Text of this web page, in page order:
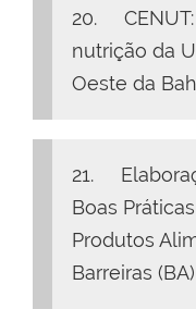
20. CENUT:
nutrição da
Oeste da
21.
Boas
Produtos
Barreiras (BA)